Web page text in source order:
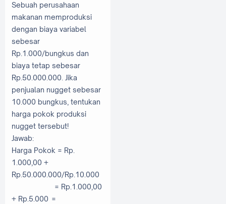
Sebuah perusahaan
makanan memproduksi
dengan biaya variabel
sebesar
Rp.1.000/bungkus dan
biaya tetap sebesar
Rp.50.000.000. Jika
penjualan nugget sebesar
10.000 bungkus, tentukan
harga pokok produksi
nugget tersebut!
Jawab:
Harga Pokok = Rp.
1.000,00 +
Rp.50.000.000/Rp.10.000
= Rp.1.000,00
+ Rp.5.000 =